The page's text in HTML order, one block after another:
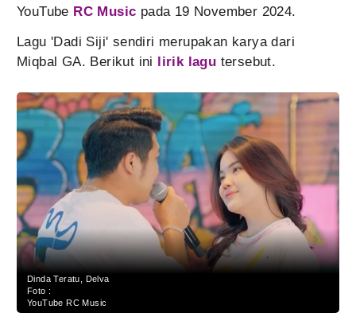
YouTube RC Music pada 19 November 2024.
Lagu 'Dadi Siji' sendiri merupakan karya dari
Miqbal GA. Berikut ini lirik lagu tersebut.
Dinda Teratu, Delva
Foto :
YouTube RC Music